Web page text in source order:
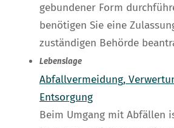
gebundener Form
benötigen Sie eine
zuständigen Behörde
Lebenslage
Abfallvermeidung,
Entsorgung
Beim Umgang mit Abfällen